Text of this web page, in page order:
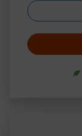
leaf